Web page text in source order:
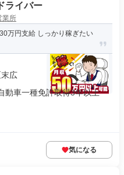
ライバー
業所
万円支給 しっかり稼ぎたい
広
動車一種免許取得3年以上
気になる